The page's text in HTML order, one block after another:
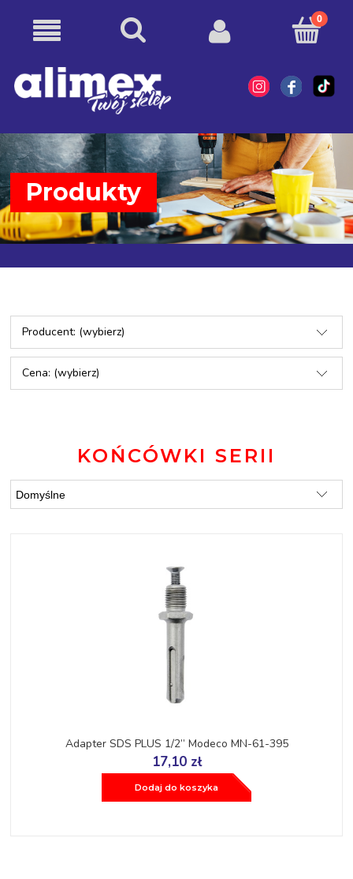
Produkty
Producent: (wybierz)
Cena: (wybierz)
KOŃCÓWKI SERII
Adapter SDS PLUS 1/2” Modeco MN-61-395
17,10 zł
Dodaj do koszyka